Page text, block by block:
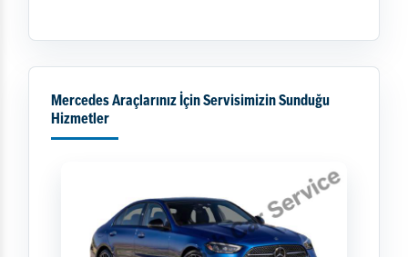
Mercedes Araçlarınız İçin Servisimizin Sunduğu
Hizmetler